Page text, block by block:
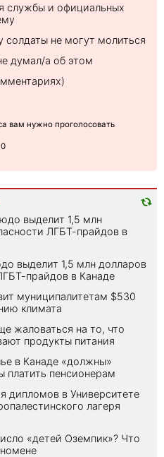
службы и официальных
не могут молиться
думал/а об этом
вам нужно проголосовать
выделит 1,5 млн
ЛГБТ-прайдов в
выделит 1,5 млн долларов
прайдов в Канаде
муниципалитетам $530
климата
жаловаться на то, что
продукты питания
в Канаде «должны»
платить пенсионерам
дипломов в Университете
лагеря
«детей Оземпик»? Что